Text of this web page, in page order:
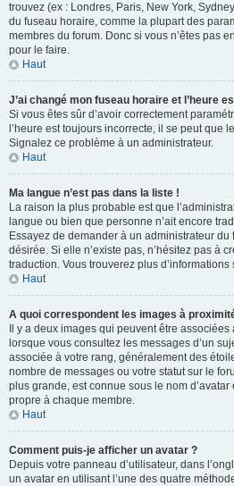
trouvez (ex : Londres, Paris, New York,
du fuseau horaire, comme la plupart des
membres du forum. Donc si vous n’êtes pas
pour le faire.
Haut
J’ai changé mon fuseau horaire et l’heure
Si vous êtes sûr d’avoir correctement
l’heure est toujours incorrecte, il se peut que
Signalez ce problème à un administrateur.
Haut
Ma langue n’est pas dans la liste !
La raison la plus probable est que
langue ou bien que personne n’ait encore
Essayez de demander à un administrateur du
désirée. Si elle n’existe pas, n’hésitez pas à
traduction. Vous trouverez plus d’informations
Haut
A quoi correspondent les images à
Il y a deux images qui peuvent être
lorsque vous consultez les messages d’un
associée à votre rang, généralement des
nombre de messages ou votre statut sur le
plus grande, est connue sous le nom
propre à chaque membre.
Haut
Comment puis-je afficher un avatar ?
Depuis votre panneau d’utilisateur, dans
un avatar en utilisant l’une des quatre